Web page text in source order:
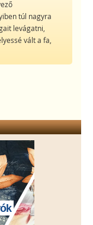
túl nagyra
levágatni,
vált a fa,